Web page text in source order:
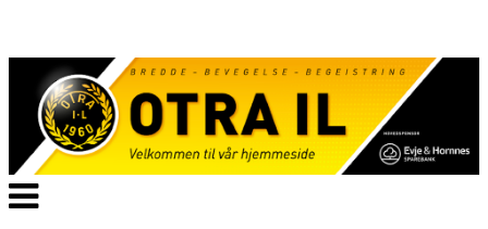
Veksle
navigasjon